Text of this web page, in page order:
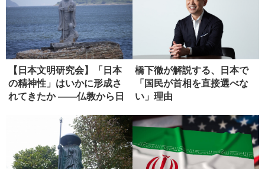
【日本文明研究会】「日本
の精神性」はいかに形成さ
れてきたか ――仏教から日
橋下徹が解説する、日本で
「国民が首相を直接選べな
い」理由